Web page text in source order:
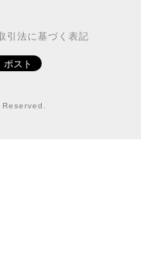
引法に基づく表記